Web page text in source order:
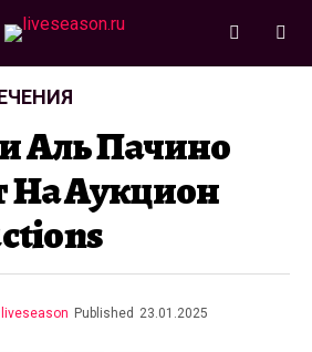
Аль Пачино
На Аукцион
liveseason Published 23.01.2025